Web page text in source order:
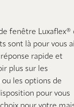
fenêtre Luxaflex®
sont là pour vous
rapide et
plus sur les
les options de
pour vous